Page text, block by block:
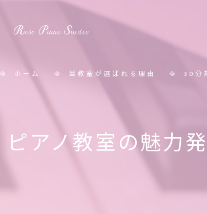
ホーム 当教室が選ばれる理由 30分
ピアノ教室の魅力